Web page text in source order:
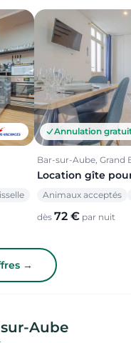
Annulation
Bar-sur-Aube, Grand
Location gîte
Animaux acceptés
dès 72 € par nuit
→
Aube